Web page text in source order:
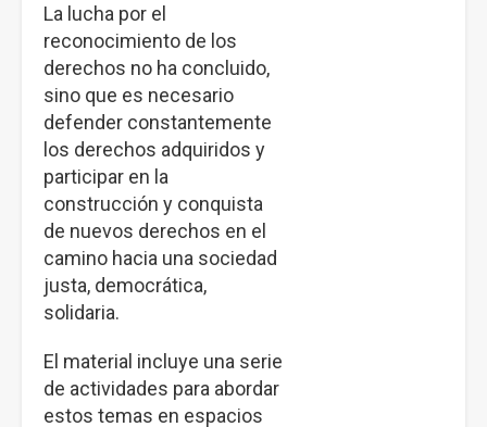
La lucha por el
reconocimiento de los
derechos no ha concluido,
sino que es necesario
defender constantemente
los derechos adquiridos y
participar en la
construcción y conquista
de nuevos derechos en el
camino hacia una sociedad
justa, democrática,
solidaria.
El material incluye una serie
de actividades para abordar
estos temas en espacios